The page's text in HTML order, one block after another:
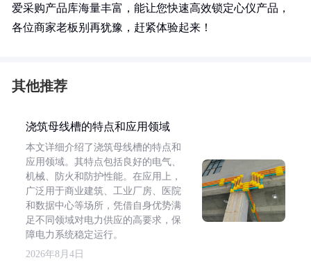
爱采购产品库海量丰富，能让您快速高效锁定心仪产品，
各位商家老板别再犹豫，赶紧体验起来！
其他推荐
浇筑母线槽的特点和应用领域
本文详细介绍了浇筑母线槽的特点和
应用领域。其特点包括良好的电气、
机械、防火和防护性能。在应用上，
广泛用于商业建筑、工业厂房、医院
和数据中心等场所，凭借自身优势满
足不同领域对电力供应的高要求，保
障电力系统稳定运行。
2026年8月4日